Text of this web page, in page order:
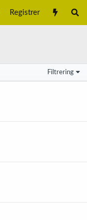
Registrer
Filtrering